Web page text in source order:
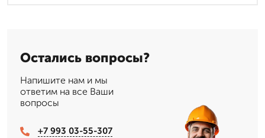
Остались вопросы?
Напишите нам и мы
ответим на все Ваши
вопросы
+7 993 03-55-307